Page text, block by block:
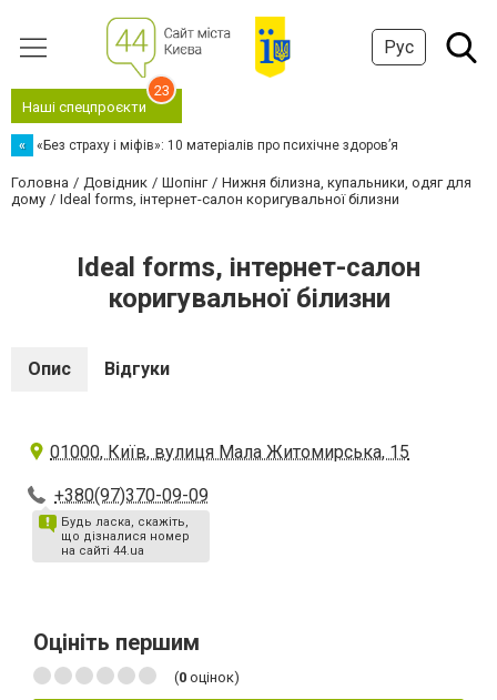
Рус
Наші спецпроєкти
23
« «Без страху і міфів»: 10 матеріалів про психічне здоров’я
Головна Довідник Шопінг
Нижня білизна, купальники, одяг для
дому
Ideal forms, інтернет-салон коригувальної білизни
Ideal forms, інтернет-салон
коригувальної білизни
Опис Відгуки
01000, Київ, вулиця Мала Житомирська, 15
+380(97)370-09-09
Будь ласка, скажіть,
що дізналися номер
на сайті 44.ua
Оцініть першим
(0 оцінок)